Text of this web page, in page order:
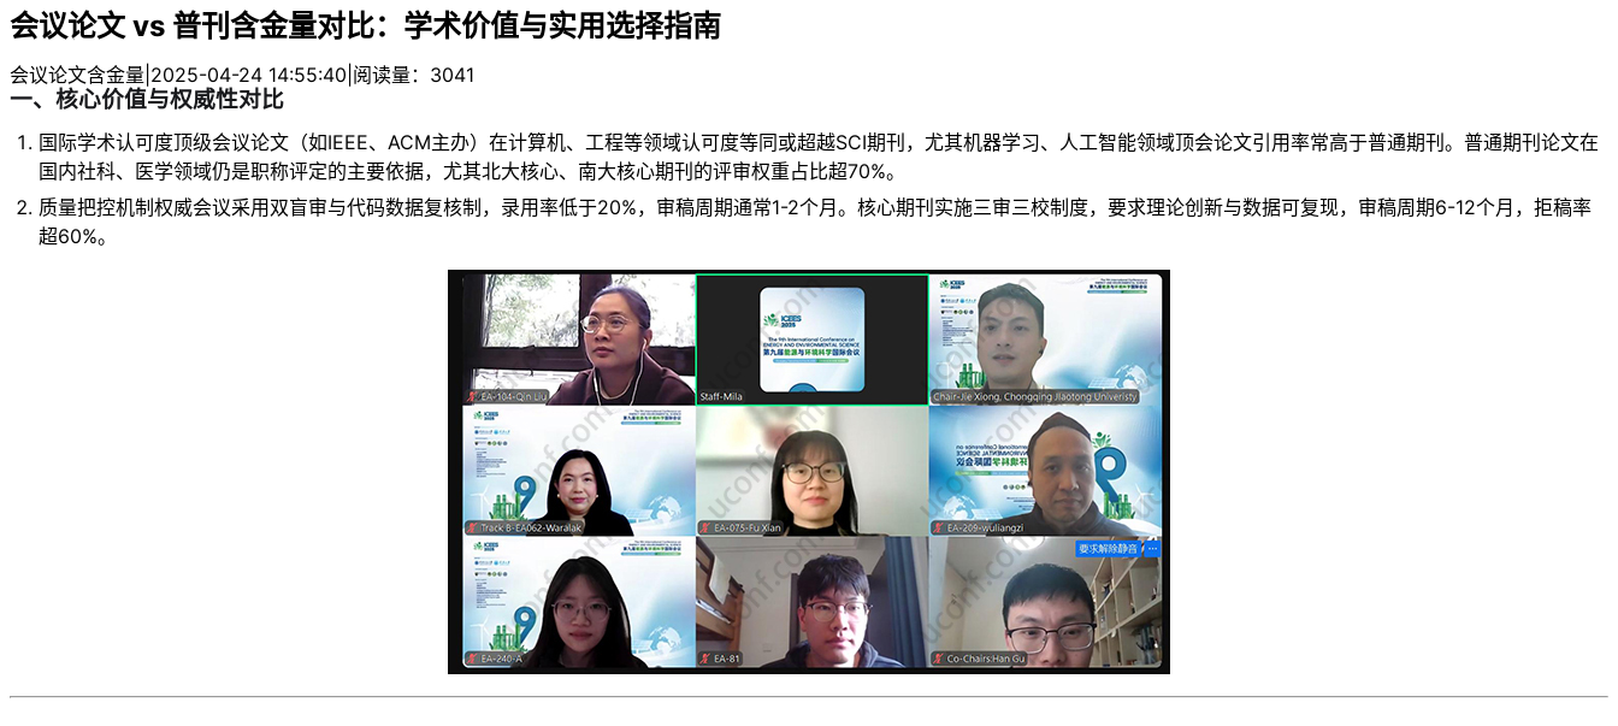
会议论文 vs 普刊含金量对比：学术价值与实用选择指南​
会议论文含金量 2025-04-24 14:55:40 阅读量：3041
一、核心价值与权威性对比​
​​国际学术认可度​​顶级会议论文（如IEEE、ACM主办）在计算机、工程等领域认可度等同或超越SCI期刊，尤其机器学习、人工智能领域顶会论文引用率常高于普通期刊。普通期刊论文在
国内社科、医学领域仍是职称评定的主要依据，尤其北大核心、南大核心期刊的评审权重占比超70%。
​​质量把控机制​​权威会议采用双盲审与代码数据复核制，录用率低于20%，审稿周期通常1-2个月。核心期刊实施三审三校制度，要求理论创新与数据可复现，审稿周期6-12个月，拒稿率
超60%。